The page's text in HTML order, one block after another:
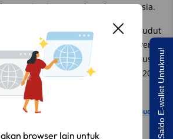
antara alam dan manusia.
juga turut ditampilkan pada sudut
instalasi Lexus BEV Concept Layered
Lexus juga menyajikan menu khusus
selama pameran GIIAS 2023
Kemacetan DKI Jakarta Dianggap SudahSaldo E-wallet Untukmu!